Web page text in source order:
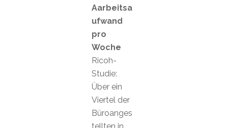
Aarbeitsa
ufwand
pro
Woche
Ricoh-
Studie:
Über ein
Viertel der
Büroanges
tellten in